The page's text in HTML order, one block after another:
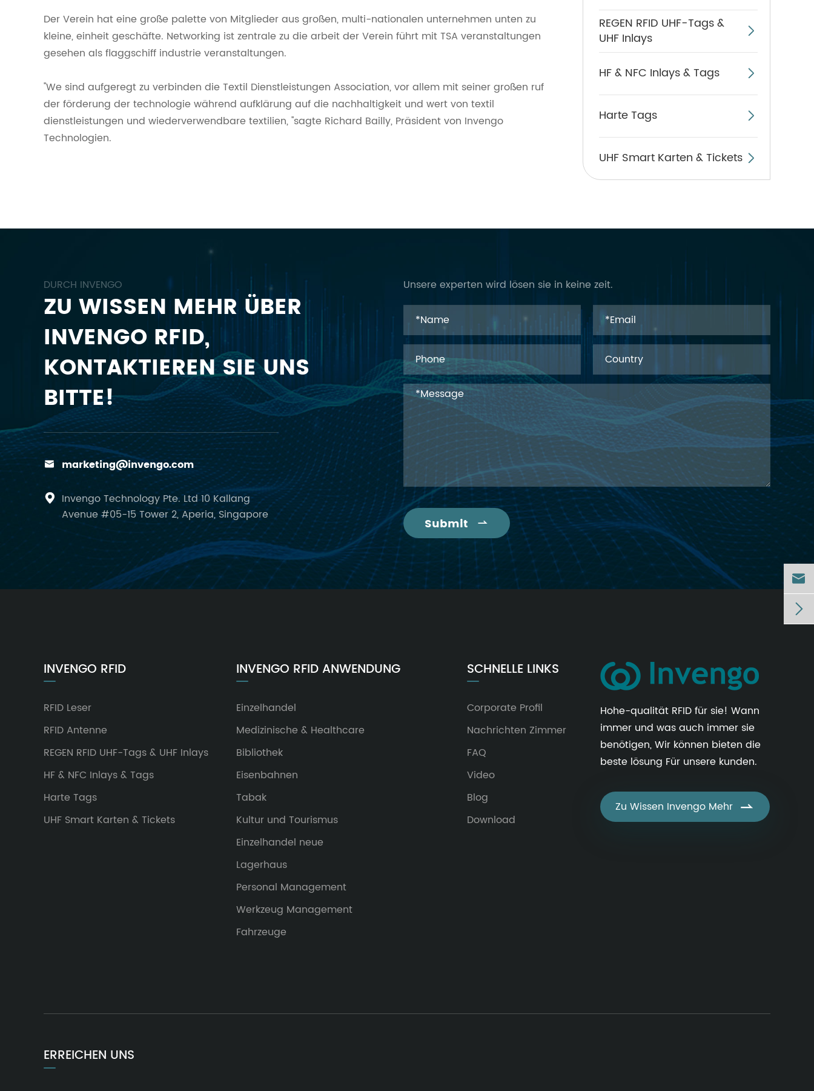
Der Verein hat eine große palette von Mitglieder aus großen, multi-nationalen unternehmen unten zu
kleine, einheit geschäfte. Networking ist zentrale zu die arbeit der Verein führt mit TSA veranstaltungen
gesehen als flaggschiff industrie veranstaltungen.
''We sind aufgeregt zu verbinden die Textil Dienstleistungen Association, vor allem mit seiner großen ruf
der förderung der technologie während aufklärung auf die nachhaltigkeit und wert von textil
dienstleistungen und wiederverwendbare textilien, ''sagte Richard Bailly, Präsident von Invengo
Technologien.
REGEN RFID UHF-Tags &
UHF Inlays

HF & NFC Inlays & Tags 
Harte Tags 
UHF Smart Karten & Tickets 
DURCH INVENGO
ZU WISSEN MEHR ÜBER
INVENGO RFID,
KONTAKTIEREN SIE UNS
BITTE!
 marketing@invengo.com

Invengo Technology Pte. Ltd 10 Kallang
Avenue #05-15 Tower 2, Aperia, Singapore
Unsere experten wird lösen sie in keine zeit.
Submit 
INVENGO RFID
RFID Leser
RFID Antenne
REGEN RFID UHF-Tags & UHF Inlays
HF & NFC Inlays & Tags
Harte Tags
UHF Smart Karten & Tickets
INVENGO RFID ANWENDUNG
Einzelhandel
Medizinische & Healthcare
Bibliothek
Eisenbahnen
Tabak
Kultur und Tourismus
Einzelhandel neue
Lagerhaus
Personal Management
Werkzeug Management
Fahrzeuge
SCHNELLE LINKS
Corporate Profil
Nachrichten Zimmer
FAQ
Video
Blog
Download
Hohe-qualität RFID für sie! Wann
immer und was auch immer sie
benötigen, Wir können bieten die
beste lösung Für unsere kunden.
Zu Wissen Invengo Mehr 
ERREICHEN UNS

